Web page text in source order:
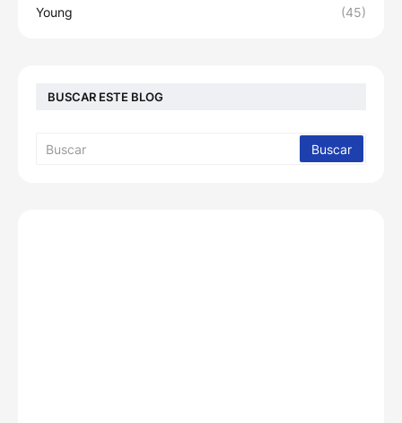
Young (45)
BUSCAR ESTE BLOG